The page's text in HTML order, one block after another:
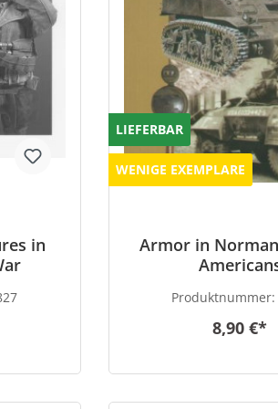
in
LIEFERBAR
WENIGE EXEMPLARE
Armor in
8,90 €*